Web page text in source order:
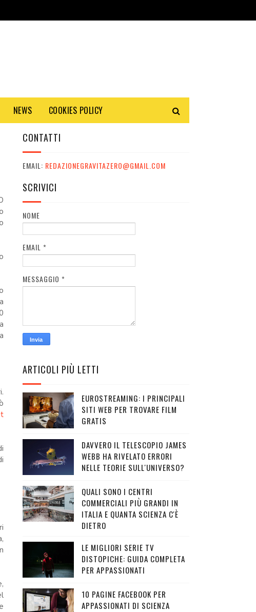
NEWS COOKIES POLICY
CONTATTI
EMAIL: REDAZIONEGRAVITAZERO@GMAIL.COM
SCRIVICI
NOME
EMAIL *
MESSAGGIO *
ARTICOLI PIÙ LETTI
EUROSTREAMING: I PRINCIPALI
SITI WEB PER TROVARE FILM
GRATIS
DAVVERO IL TELESCOPIO JAMES
WEBB HA RIVELATO ERRORI
NELLE TEORIE SULL'UNIVERSO?
QUALI SONO I CENTRI
COMMERCIALI PIÙ GRANDI IN
ITALIA E QUANTA SCIENZA C'È
DIETRO
LE MIGLIORI SERIE TV
DISTOPICHE: GUIDA COMPLETA
PER APPASSIONATI
10 PAGINE FACEBOOK PER
APPASSIONATI DI SCIENZA